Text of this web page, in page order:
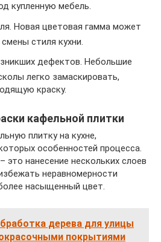
купленную мебель.
Новая цветовая гамма может
стиля кухни.
дефектов. Небольшие
легко замаскировать,
краску.
кафельной плитки
плитку на кухне,
особенностей процесса.
это нанесение нескольких слоев
неравномерности
насыщенный цвет.
дерева для улицы
покрытиями